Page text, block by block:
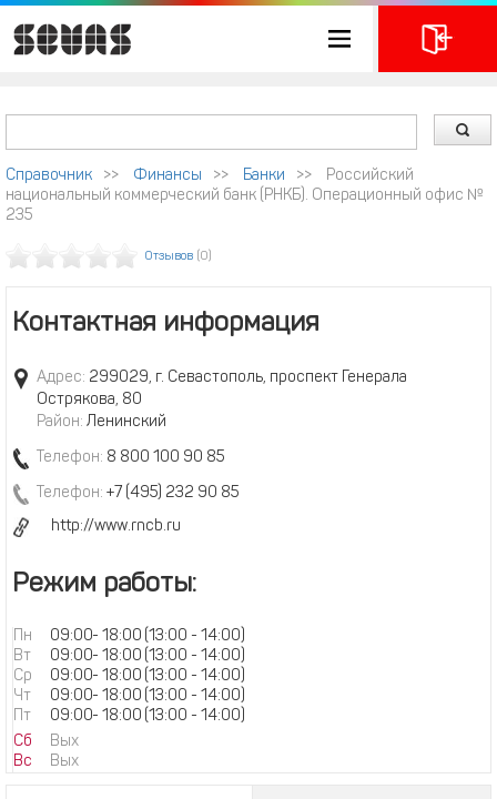
Справочник >> Финансы >> Банки >>
Российский
национальный коммерческий банк (РНКБ). Операционный офис №
235
Отзывов (0)
Контактная информация
Адрес: 299029, г. Севастополь, проспект Генерала
Острякова, 80
Район: Ленинский
Телефон: 8 800 100 90 85
Телефон: +7 (495) 232 90 85
http://www.rncb.ru
Режим работы:
Пн 09:00- 18:00 (13:00 - 14:00)
Вт
09:00- 18:00 (13:00 - 14:00)
Ср
09:00- 18:00 (13:00 - 14:00)
Чт
09:00- 18:00 (13:00 - 14:00)
Пт
09:00- 18:00 (13:00 - 14:00)
Сб
Вых
Вс
Вых